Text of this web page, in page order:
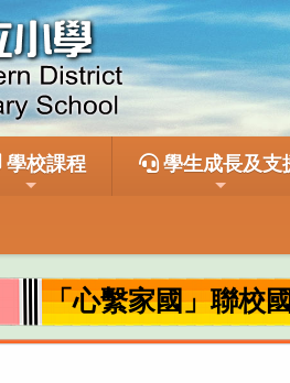
學校課程 學生成長及支
「心繫家國」聯校